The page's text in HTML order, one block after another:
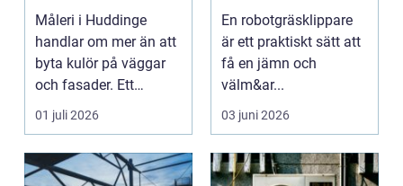
hållbara resultat
Måleri i Huddinge
handlar om mer än att
byta kulör på väggar
och fasader. Ett
genomtänkt
måleriarbet...
01 juli 2026
runt
En robotgräsklippare
är ett praktiskt sätt att
få en jämn och
välm&ar...
03 juni 2026